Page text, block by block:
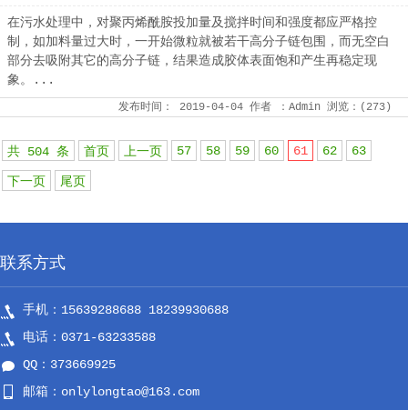
在污水处理中，对聚丙烯酰胺投加量及搅拌时间和强度都应严格控
制，如加料量过大时，一开始微粒就被若干高分子链包围，而无空白
部分去吸附其它的高分子链，结果造成胶体表面饱和产生再稳定现
象。...
发布时间： 2019-04-04 作者 ：Admin 浏览：( 273 )
共 504 条 首页 上一页 57 58 59 60 61 62 63
下一页 尾页
联系方式
手机：15639288688 18239930688
电话：0371-63233588
QQ：373669925
邮箱：onlylongtao@163.com